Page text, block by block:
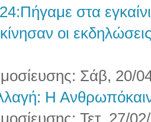
στα
οι
Σάβ, 20/
Η
Τετ, 27/